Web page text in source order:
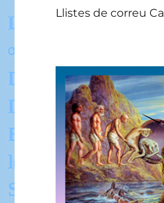
Llistes de correu Ca